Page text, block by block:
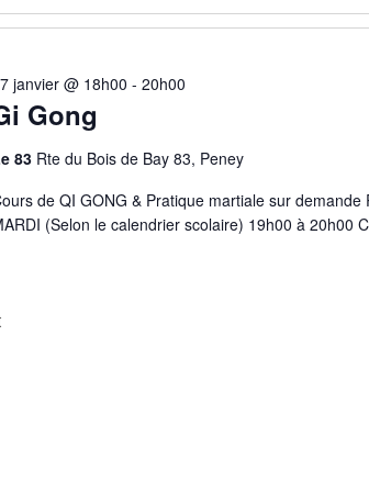
date.
Gong
janvier @ 18h00 - 20h00
83 Rte du Bois de Bay 83, Peney
de QI GONG & Pratique martiale sur demande
(Selon le calendrier scolaire) 19h00 à 20h00